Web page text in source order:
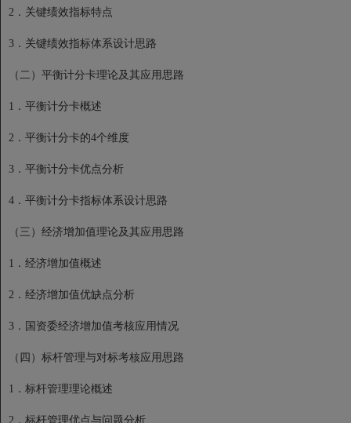
2．关键绩效指标特点
3．关键绩效指标体系设计思路
（二）平衡计分卡理论及其应用思路
1．平衡计分卡概述
2．平衡计分卡的4个维度
3．平衡计分卡优点分析
4．平衡计分卡指标体系设计思路
（三）经济增加值理论及其应用思路
1．经济增加值概述
2．经济增加值优缺点分析
3．国资委经济增加值考核应用情况
（四）标杆管理与对标考核应用思路
1．标杆管理理论概述
2．标杆管理优点与问题分析